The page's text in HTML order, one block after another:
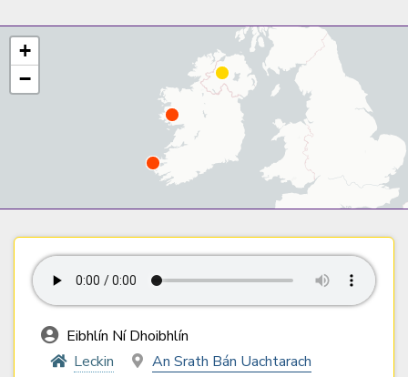
+
−
Eibhlín Ní Dhoibhlín
Leckin
An Srath Bán Uachtarach